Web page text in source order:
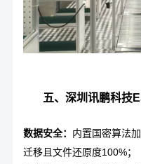
五、深圳讯鹏科技
数据安全： 内置国密算法
迁移且文件还原度100%；